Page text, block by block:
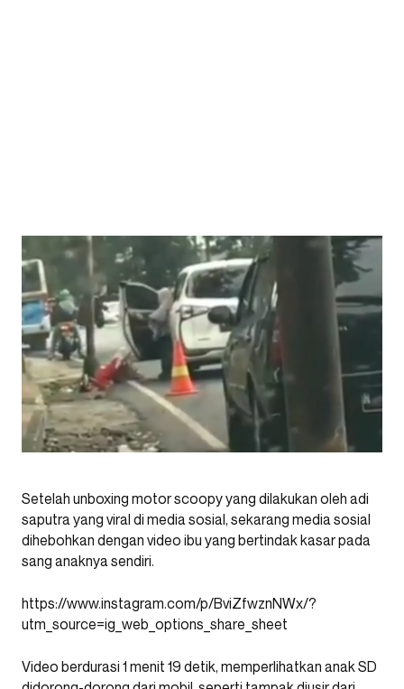
Setelah unboxing motor scoopy yang dilakukan oleh adi
saputra yang viral di media sosial, sekarang media sosial
dihebohkan dengan video ibu yang bertindak kasar pada
sang anaknya sendiri.
https://www.instagram.com/p/BviZfwznNWx/?
utm_source=ig_web_options_share_sheet
Video berdurasi 1 menit 19 detik, memperlihatkan anak SD